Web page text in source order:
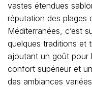
vastes étendues
réputation des plages
Méditerranées, c’est
quelques traditions et
ajoutant un goût pour
confort supérieur et
des ambiances